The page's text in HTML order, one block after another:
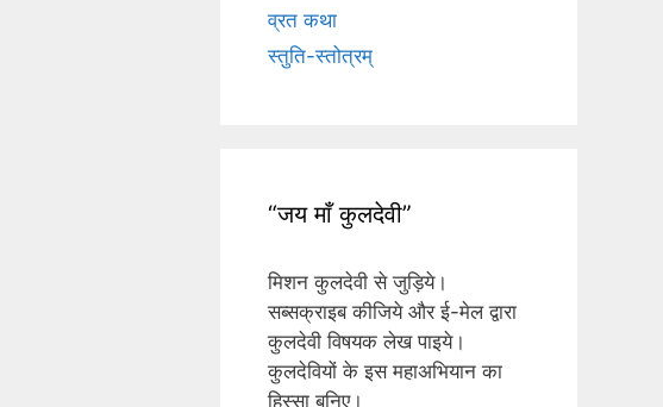
व्रत कथा
स्तुति-स्तोत्रम्
“जय माँ कुलदेवी”
मिशन कुलदेवी से जुड़िये।
सब्सक्राइब कीजिये और ई-मेल द्वारा
कुलदेवी विषयक लेख पाइये।
कुलदेवियों के इस महाअभियान का
हिस्सा बनिए।